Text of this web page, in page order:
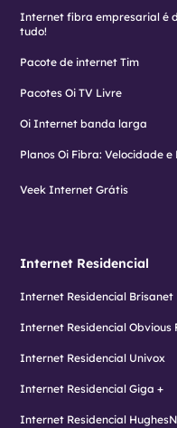
Internet fibra empresarial é
tudo!
Pacote de internet Tim
Pacotes Oi TV Livre
Oi Internet banda larga
Planos Oi Fibra: Velocidade e
Veek Internet Grátis
Internet Residencial
Internet Residencial Brisanet
Internet Residencial Obvious
Internet Residencial Univox
Internet Residencial Giga +
Internet Residencial